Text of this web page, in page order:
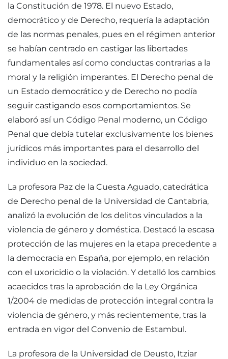
la Constitución de 1978. El nuevo Estado,
democrático y de Derecho, requería la adaptación
de las normas penales, pues en el régimen anterior
se habían centrado en castigar las libertades
fundamentales así como conductas contrarias a la
moral y la religión imperantes. El Derecho penal de
un Estado democrático y de Derecho no podía
seguir castigando esos comportamientos. Se
elaboró así un Código Penal moderno, un Código
Penal que debía tutelar exclusivamente los bienes
jurídicos más importantes para el desarrollo del
individuo en la sociedad.
La profesora Paz de la Cuesta Aguado, catedrática
de Derecho penal de la Universidad de Cantabria,
analizó la evolución de los delitos vinculados a la
violencia de género y doméstica. Destacó la escasa
protección de las mujeres en la etapa precedente a
la democracia en España, por ejemplo, en relación
con el uxoricidio o la violación. Y detalló los cambios
acaecidos tras la aprobación de la Ley Orgánica
1/2004 de medidas de protección integral contra la
violencia de género, y más recientemente, tras la
entrada en vigor del Convenio de Estambul.
La profesora de la Universidad de Deusto, Itziar